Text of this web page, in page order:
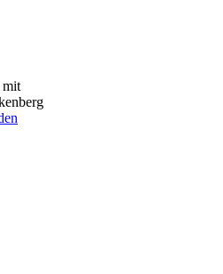
mit